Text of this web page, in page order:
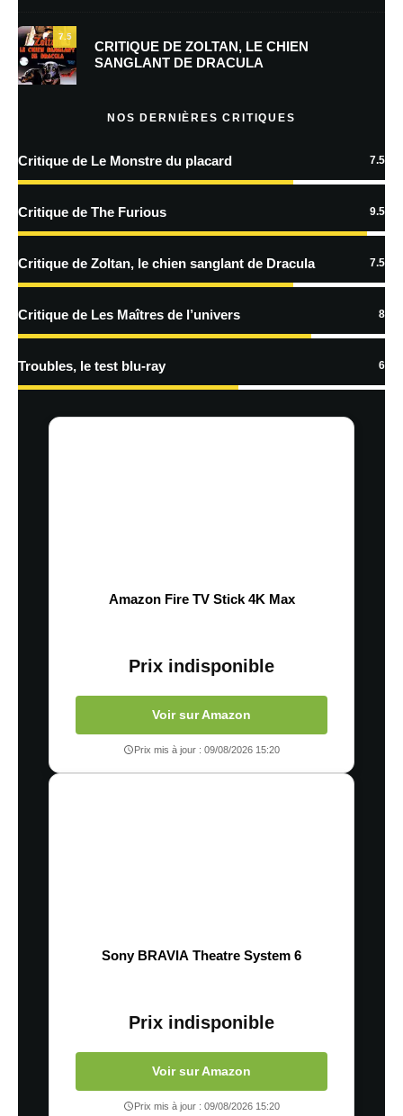
Prévenez-moi de tous les nouveaux commentaires par e-mail.
Prévenez-moi de tous les nouveaux articles par e-mail.
En savoir
traitées
7.5
CRITIQUE DE ZOLTAN, LE CHIEN
SANGLANT DE DRACULA
NOS DERNIÈRES CRITIQUES
Critique de Le Monstre du placard 7.5
Critique de The Furious 9.5
Critique de Zoltan, le chien sanglant de Dracula 7.5
Critique de Les Maîtres de l’univers 8
Troubles, le test blu-ray 6
Amazon Fire TV Stick 4K Max
Prix indisponible
Voir sur Amazon
Prix mis à jour : 09/08/2026 15:20
Sony BRAVIA Theatre System 6
Prix indisponible
Voir sur Amazon
Prix mis à jour : 09/08/2026 15:20